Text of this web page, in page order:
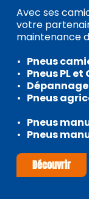
Avec ses
votre
maintenance
Pneus
Pneus PL et
Dépannage
Pneus
Pneus
Pneus
Découvrir